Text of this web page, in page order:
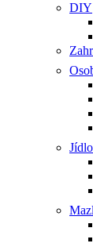
DIY